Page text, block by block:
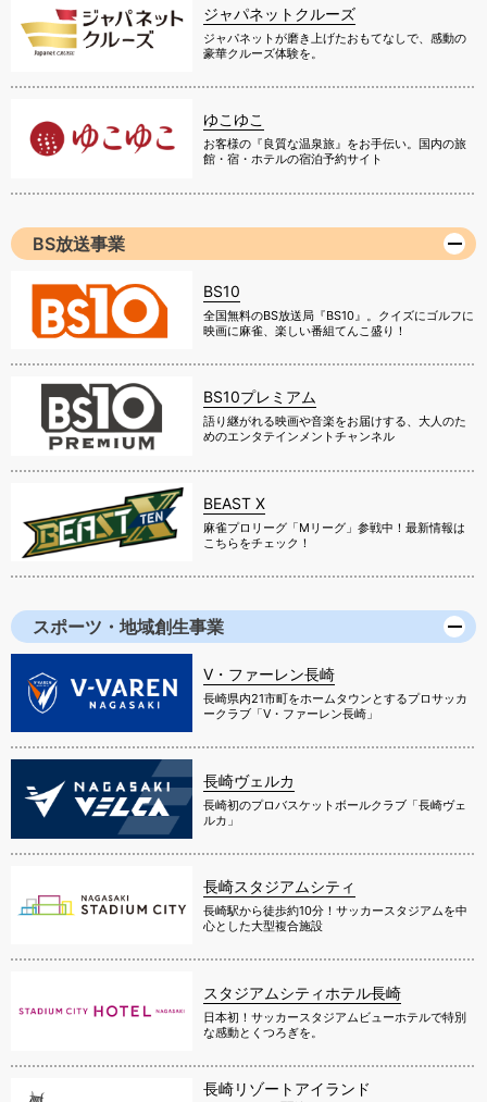
ジャパネットクルーズ
ジャパネットが磨き上げたおもてなしで、感動の
豪華クルーズ体験を。
ゆこゆこ
お客様の『良質な温泉旅』をお手伝い。国内の旅
館・宿・ホテルの宿泊予約サイト
BS放送事業
BS10
全国無料のBS放送局『BS10』。クイズにゴルフに
映画に麻雀、楽しい番組てんこ盛り！
BS10プレミアム
語り継がれる映画や音楽をお届けする、大人のた
めのエンタテインメントチャンネル
BEAST X
麻雀プロリーグ「Mリーグ」参戦中！最新情報は
こちらをチェック！
スポーツ・地域創生事業
V・ファーレン長崎
長崎県内21市町をホームタウンとするプロサッカ
ークラブ「V・ファーレン長崎」
長崎ヴェルカ
長崎初のプロバスケットボールクラブ「長崎ヴェ
ルカ」
長崎スタジアムシティ
長崎駅から徒歩約10分！サッカースタジアムを中
心とした大型複合施設
スタジアムシティホテル長崎
日本初！サッカースタジアムビューホテルで特別
な感動とくつろぎを。
長崎リゾートアイランド